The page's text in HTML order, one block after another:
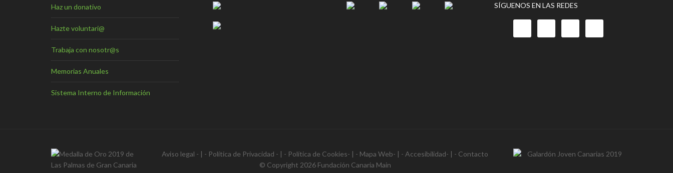
Haz un donativo
Hazte voluntari@
Trabaja con nosotr@s
Memorias Anuales
Sistema Interno de Información
SÍGUENOS EN LAS REDES
Aviso legal - | - Política de Privacidad - | - Política de Cookies- | - Mapa Web- | - Accesibilidad- | - Contacto
© Copyright 2026 Fundación Canaria Main